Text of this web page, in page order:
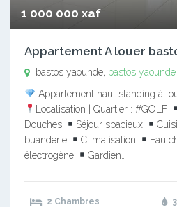
1 000 000 xaf
Appartement A louer
bastos yaounde, bastos yaounde
Appartement haut standing à
Localisation | Quartier : #GOLF
Douches
Séjour spacieux
buanderie
Climatisation Eau
électrogène
Gardien…
2 Chambres